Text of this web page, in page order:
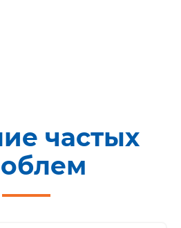
частых